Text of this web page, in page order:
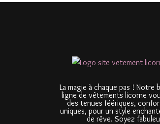
La magie à chaque pas ! Notre
ligne de vêtements licorne
des tenues féériques,
uniques, pour un style
de rêve. Soyez